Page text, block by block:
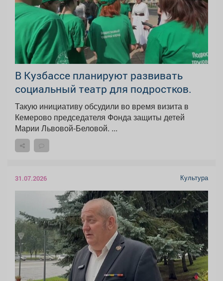
В Кузбассе планируют развивать
социальный театр для подростков.
Такую инициативу обсудили во время визита в
Кемерово председателя Фонда защиты детей
Марии Львовой-Беловой. ...
31.07.2026 Культура